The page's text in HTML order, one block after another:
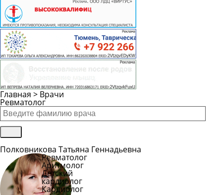
Главная > Врачи
Ревматолог
Полковникова Татьяна Геннадьевна
Ревматолог
Аритмолог
Детский
кардиолог
Кардиолог